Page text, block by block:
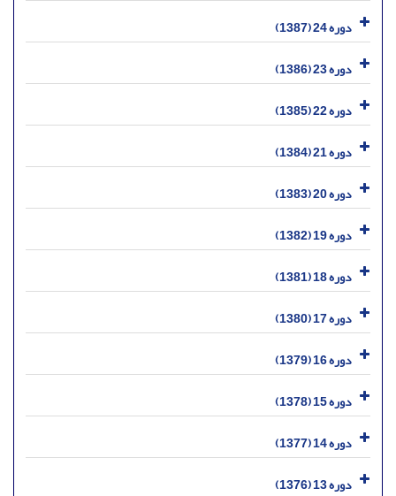
دوره 24 (1387)
دوره 23 (1386)
دوره 22 (1385)
دوره 21 (1384)
دوره 20 (1383)
دوره 19 (1382)
دوره 18 (1381)
دوره 17 (1380)
دوره 16 (1379)
دوره 15 (1378)
دوره 14 (1377)
دوره 13 (1376)